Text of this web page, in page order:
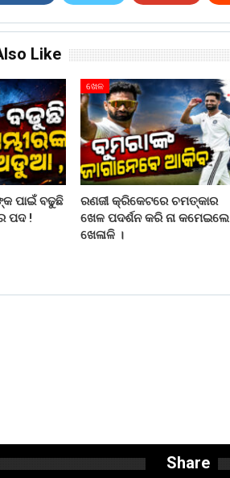
Like
ପାଇଁ ବଢୁଛି
ପଦ !
ଖେଳ
ରଣଜୀ କ୍ରିକେଟରେ ଚମତ୍କାର
ଖେଳ ପଦର୍ଶନ କରି ନା କମେଇଲେ
ଖେଳାଳି ।
Share